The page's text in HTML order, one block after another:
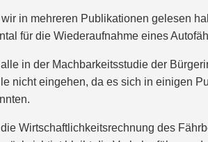
in mehreren Publikationen gelesen
für die Wiederaufnahme eines
in der Machbarkeitsstudie der
nicht eingehen, da es sich in einigen
die Wirtschaftlichkeitsrechnung des